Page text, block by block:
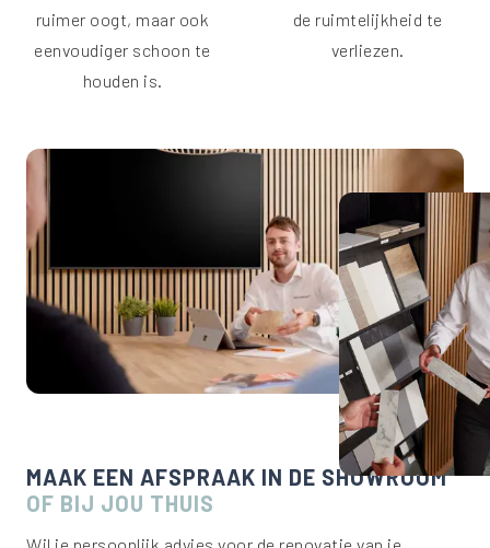
ruimer oogt, maar ook
eenvoudiger schoon te
houden is.
de ruimtelijkheid te
verliezen.
MAAK EEN AFSPRAAK IN DE SHOWROOM
OF BIJ JOU THUIS